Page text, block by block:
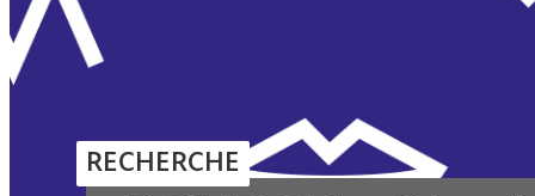
RECHERCHE